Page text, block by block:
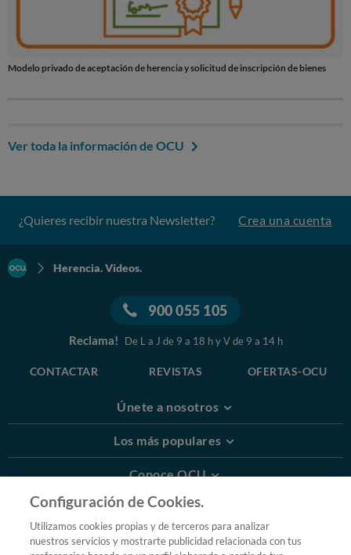
Modelo privado de aceptación de herencia y solicitud de inscripción de bienes
Ver toda la información de OCU
¿Quieres recibir nuestra Newsletter? Crea una cuenta
Herencia. Videos.
900 055 105
Reclama! De L a J de 9 a 18 h y V de 9 a 14 h
CONTACTAR REVISTAS OFERTAS-OCU
Únete a nosotros
Los más populares
Conoce OCU
Más Información
© 2026 OCU
Configuración de Cookies.
Utilizamos cookies propias y de terceros para analizar
nuestros servicios y mostrarte publicidad relacionada con tus